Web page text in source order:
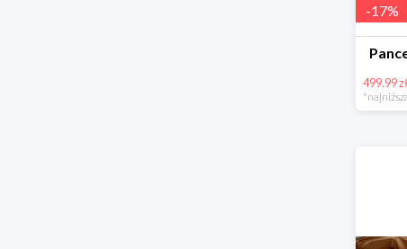
-17%
499.99 zł